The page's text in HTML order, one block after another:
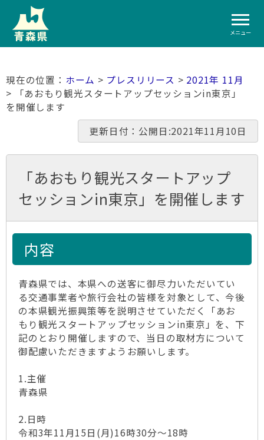
メニュー
ホーム > プレスリリース > 2021年 11月
> 「あおもり観光スタートアップセッションin東京」
を開催します
更新日付：公開日:2021年11月10日
「あおもり観光スタートアップ
セッションin東京」を開催します
内容
青森県では、本県への送客に御尽力いただいてい
る交通事業者や旅行会社の皆様を対象として、今後
の本県観光振興策等を説明させていただく「あお
もり観光スタートアップセッションin東京」を、下
記のとおり開催しますので、当日の取材方について
御配慮いただきますようお願いします。
1.主催
青森県
2.日時
令和3年11月15日(月)16時30分～18時